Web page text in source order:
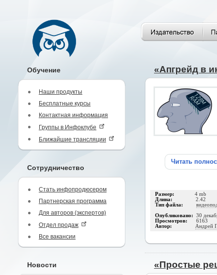
Обучение
Наши продукты
Бесплатные курсы
Контактная информация
Группы в Инфоклубе
Ближайшие трансляции
Сотрудничество
Стать инфопродюсером
Партнерская программа
Для авторов (экспертов)
Отдел продаж
Все вакансии
Новости
«Апгрейд в
Читать
Размер: 4 mb
Длина: 2.42
Тип файла:
Опубликовано: 30
Просмотров: 6163
Автор: Андрей
«Простые